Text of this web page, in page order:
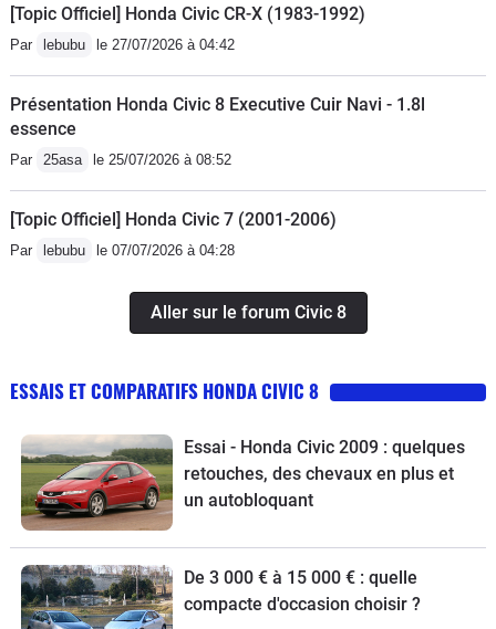
[Topic Officiel] Honda Civic CR-X (1983-1992)
Par lebubu le 27/07/2026 à 04:42
Présentation Honda Civic 8 Executive Cuir Navi - 1.8l
essence
Par 25asa le 25/07/2026 à 08:52
[Topic Officiel] Honda Civic 7 (2001-2006)
Par lebubu le 07/07/2026 à 04:28
Aller sur le forum Civic 8
ESSAIS ET COMPARATIFS HONDA CIVIC 8
Essai - Honda Civic 2009 : quelques
retouches, des chevaux en plus et
un autobloquant
De 3 000 € à 15 000 € : quelle
compacte d'occasion choisir ?